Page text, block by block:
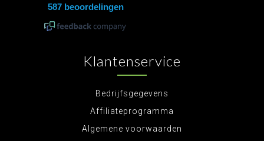
Klantenservice
Bedrijfsgegevens
Affiliateprogramma
Algemene voorwaarden